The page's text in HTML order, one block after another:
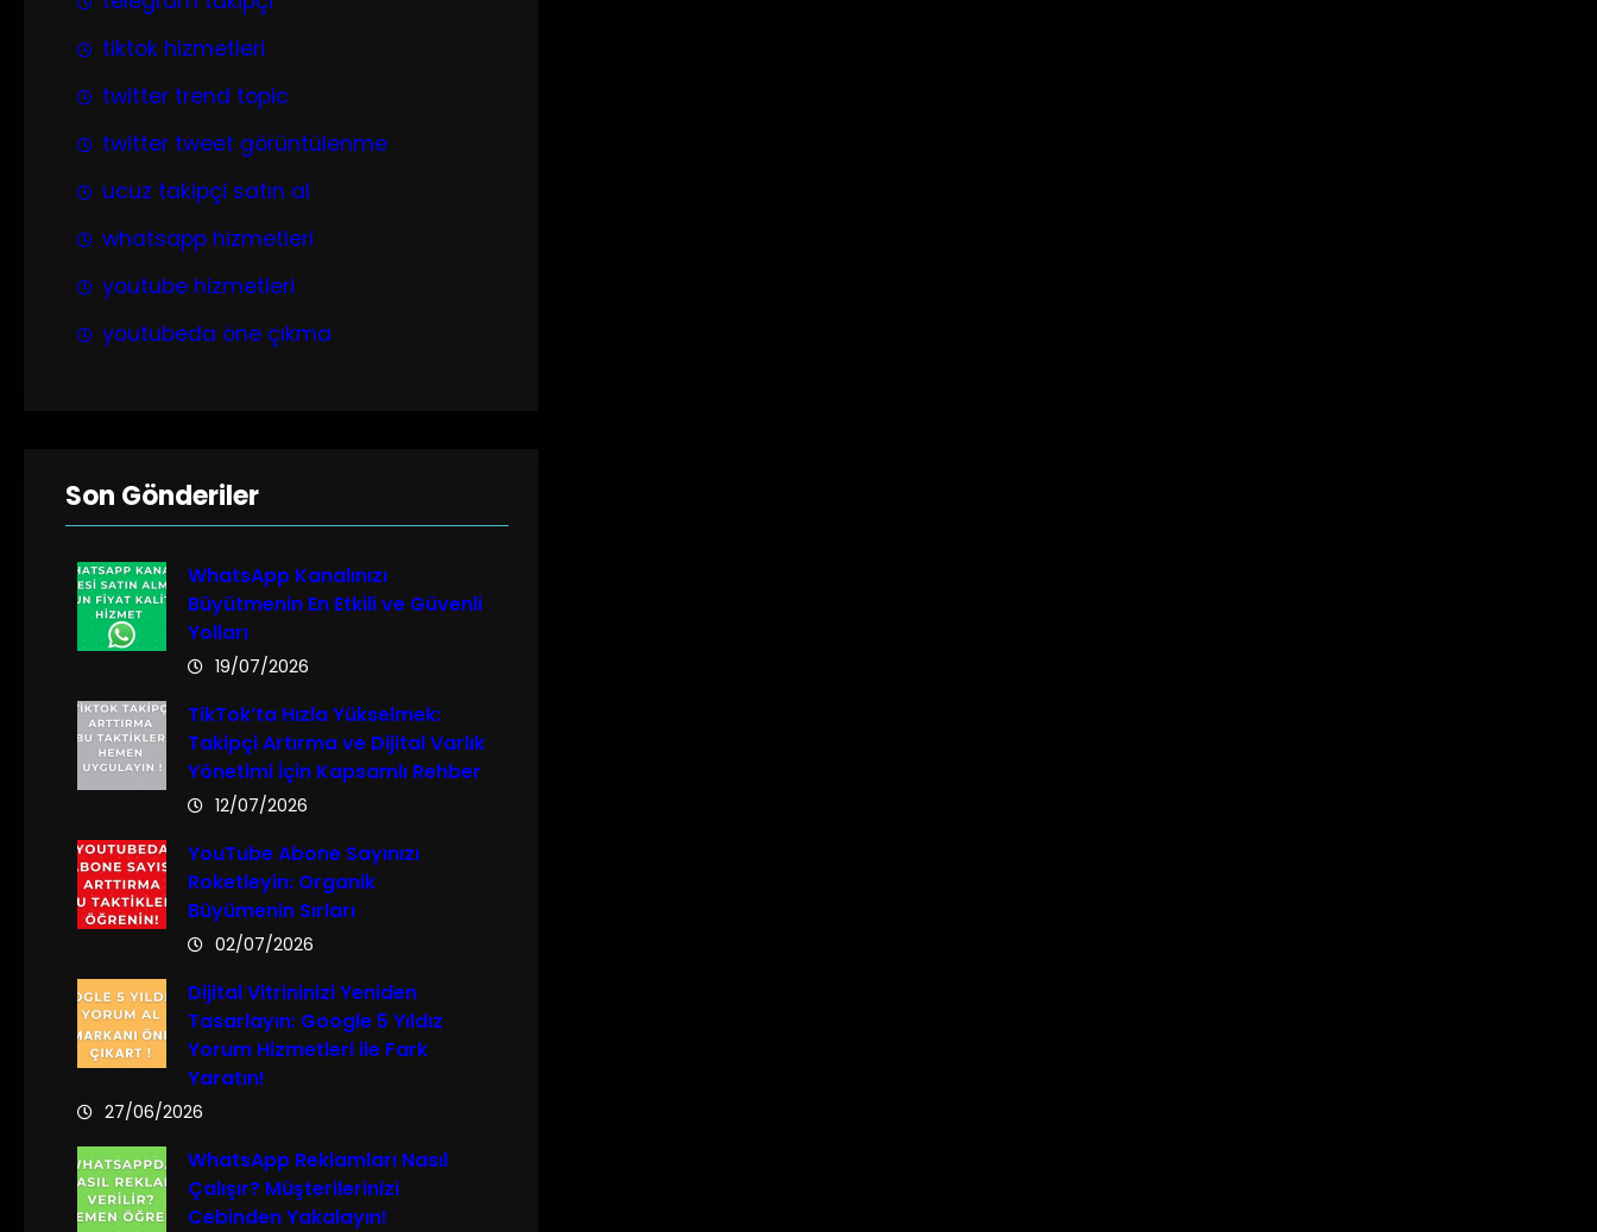
tiktok hizmetleri
twitter trend topic
twitter tweet görüntülenme
ucuz takipçi satın al
whatsapp hizmetleri
youtube hizmetleri
youtubeda öne çıkma
Son Gönderiler
WhatsApp Kanalınızı
Büyütmenin En Etkili ve Güvenli
Yolları
19/07/2026
TikTok’ta Hızla Yükselmek:
Takipçi Artırma ve Dijital Varlık
Yönetimi İçin Kapsamlı Rehber
12/07/2026
YouTube Abone Sayınızı
Roketleyin: Organik
Büyümenin Sırları
02/07/2026
Dijital Vitrininizi Yeniden
Tasarlayın: Google 5 Yıldız
Yorum Hizmetleri ile Fark
Yaratın!
27/06/2026
WhatsApp Reklamları Nasıl
Çalışır? Müşterilerinizi
Cebinden Yakalayın!